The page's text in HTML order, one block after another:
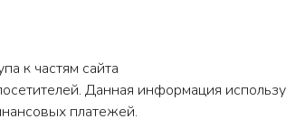
к частям сайта
Данная информация
платежей.